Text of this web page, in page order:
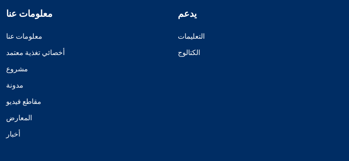
معلومات عنا
معلومات عنا
أخصائي تغذية معتمد
مشروع
مدونة
مقاطع فيديو
المعارض
أخبار
يدعم
التعليمات
الكتالوج